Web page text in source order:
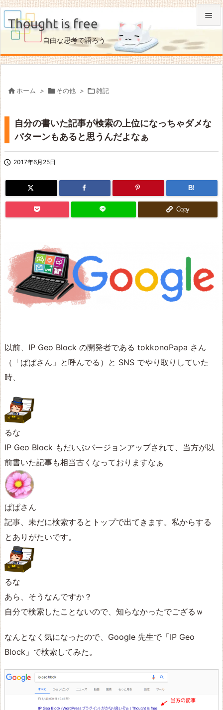
Thought is free
自由な思考で語ろう

メニュ

次へ
 ホーム > その他 > 雑記
自分の書いた記事が検索の上位になっちゃダメな
パターンもあると思うんだよなぁ
 2017年6月25日
B!
Copy
以前、IP Geo Block の開発者である tokkonoPapa さん
（「ぱぱさん」と呼んでる）と SNS でやり取りしていた
時、
るな
IP Geo Block もだいぶバージョンアップされて、当方が以
前書いた記事も相当古くなっておりますなぁ
ぱぱさん
記事、未だに検索するとトップで出てきます。私からする
とありがたいです。
るな
あら、そうなんですか？
自分で検索したことないので、知らなかったでござるｗ
なんとなく気になったので、Google 先生で「IP Geo
Block」で検索してみた。